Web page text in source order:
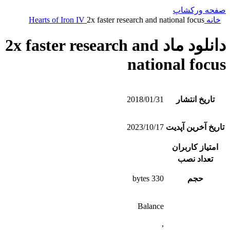
صفحه ورکشاپ
خانه
Hearts of Iron IV 2x faster research and national focus
دانلود ماد 2x faster research and
national focus
تاریخ انتشار 2018/01/31
تاریخ آخرین آپدیت 2023/10/17
امتیاز کاربران
تعداد نصب
حجم 330 bytes
Balance
,